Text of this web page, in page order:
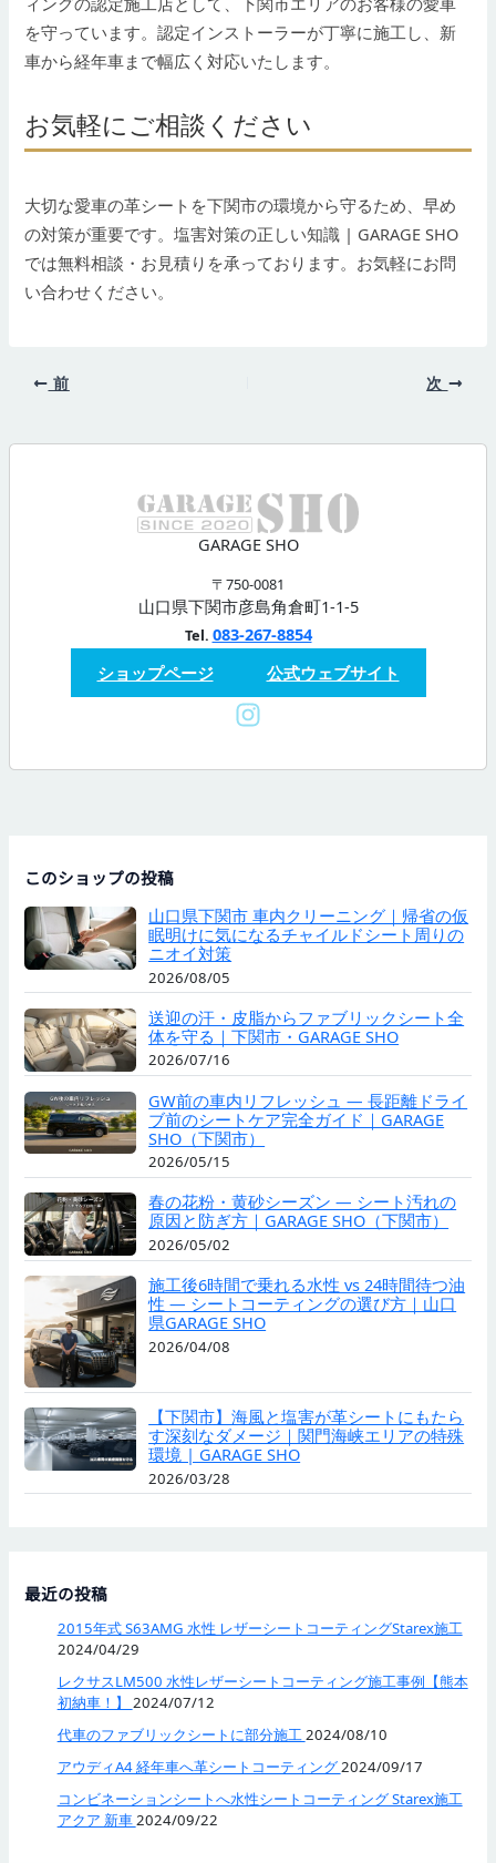
を守っています。認定インストーラーが丁寧に施工し、新
車から経年車まで幅広く対応いたします。
お気軽にご相談ください
大切な愛車の革シートを下関市の環境から守るため、早め
の対策が重要です。塩害対策の正しい知識 | GARAGE SHO
では無料相談・お見積りを承っております。お気軽にお問
い合わせください。
前 次
GARAGE SHO
〒750-0081
山口県下関市彦島角倉町1-1-5
Tel. 083-267-8854
ショップページ
公式ウェブサイト
このショップの投稿
山口県下関市 車内クリーニング｜帰省の仮
眠明けに気になるチャイルドシート周りの
ニオイ対策
2026/08/05
送迎の汗・皮脂からファブリックシート全
体を守る｜下関市・GARAGE SHO
2026/07/16
GW前の車内リフレッシュ — 長距離ドライ
ブ前のシートケア完全ガイド｜GARAGE
SHO（下関市）
2026/05/15
春の花粉・黄砂シーズン — シート汚れの
原因と防ぎ方｜GARAGE SHO（下関市）
2026/05/02
施工後6時間で乗れる水性 vs 24時間待つ油
性 — シートコーティングの選び方｜山口
県GARAGE SHO
2026/04/08
【下関市】海風と塩害が革シートにもたら
す深刻なダメージ｜関門海峡エリアの特殊
環境 | GARAGE SHO
2026/03/28
最近の投稿
2015年式 S63AMG 水性 レザーシートコーティングStarex施工
2024/04/29
レクサスLM500 水性レザーシートコーティング施工事例【熊本
初納車！】 2024/07/12
代車のファブリックシートに部分施工2024/08/10
アウディA4 経年車へ革シートコーティング2024/09/17
コンビネーションシートへ水性シートコーティング Starex施工
アクア 新車2024/09/22